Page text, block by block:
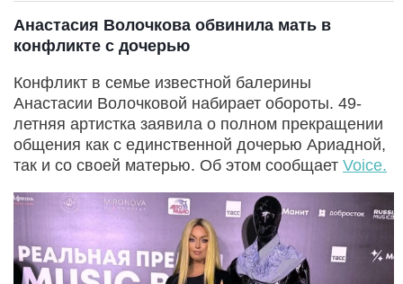
Анастасия Волочкова обвинила мать в
конфликте с дочерью
Конфликт в семье известной балерины
Анастасии Волочковой набирает обороты. 49-
летняя артистка заявила о полном прекращении
общения как с единственной дочерью Ариадной,
так и со своей матерью. Об этом сообщает Voice.